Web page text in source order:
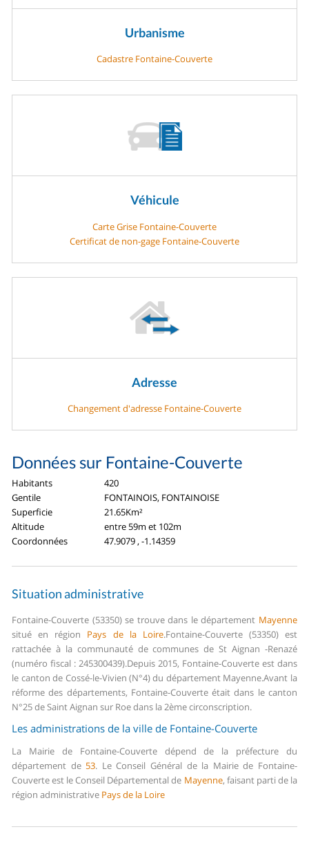
Urbanisme
Cadastre Fontaine-Couverte
Véhicule
Carte Grise Fontaine-Couverte
Certificat de non-gage Fontaine-Couverte
Adresse
Changement d'adresse Fontaine-Couverte
Données sur Fontaine-Couverte
Habitants
420
Gentile
FONTAINOIS, FONTAINOISE
Superficie
21.65Km²
Altitude
entre 59m et 102m
Coordonnées
47.9079 , -1.14359
Situation administrative
Fontaine-Couverte (53350) se trouve dans le département Mayenne
situé en région Pays de la Loire.Fontaine-Couverte (53350) est
rattachée à la communauté de communes de St Aignan -Renazé
(numéro fiscal : 245300439).Depuis 2015, Fontaine-Couverte est dans
le canton de Cossé-le-Vivien (N°4) du département Mayenne.Avant la
réforme des départements, Fontaine-Couverte était dans le canton
N°25 de Saint Aignan sur Roe dans la 2ème circonscription.
Les administrations de la ville de Fontaine-Couverte
La Mairie de Fontaine-Couverte dépend de la préfecture du
département de53. Le Conseil Général de la Mairie de Fontaine-
Couverte est le Conseil Départemental de Mayenne, faisant parti de la
région administrative Pays de la Loire